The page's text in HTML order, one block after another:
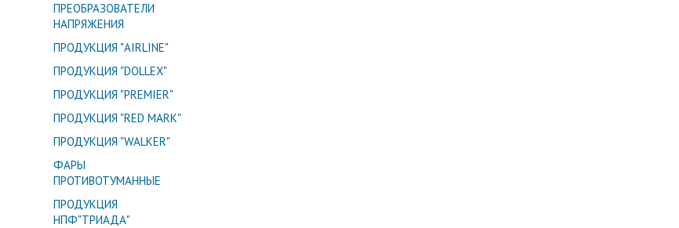
ПРЕОБРАЗОВАТЕЛИ
НАПРЯЖЕНИЯ
ПРОДУКЦИЯ "AIRLINE"
ПРОДУКЦИЯ "DOLLEX"
ПРОДУКЦИЯ "PREMIER"
ПРОДУКЦИЯ "RED MARK"
ПРОДУКЦИЯ "WALKER"
ФАРЫ
ПРОТИВОТУМАННЫЕ
ПРОДУКЦИЯ
НПФ"ТРИАДА"